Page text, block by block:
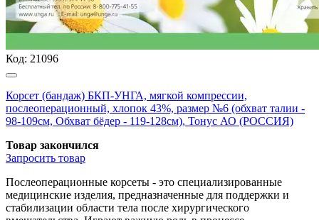
Код: 21096
Корсет (бандаж) БКП-УНГА, мягкой компрессии,
послеоперационный, хлопок 43%, размер №6 (обхват талии -
98-109см, Обхват бёдер - 119-128см), Тонус АО (РОССИЯ)
Товар закончился
Запросить товар
Послеоперационные корсеты - это специализированные
медицинские изделия, предназначенные для поддержки и
стабилизации области тела после хирургического